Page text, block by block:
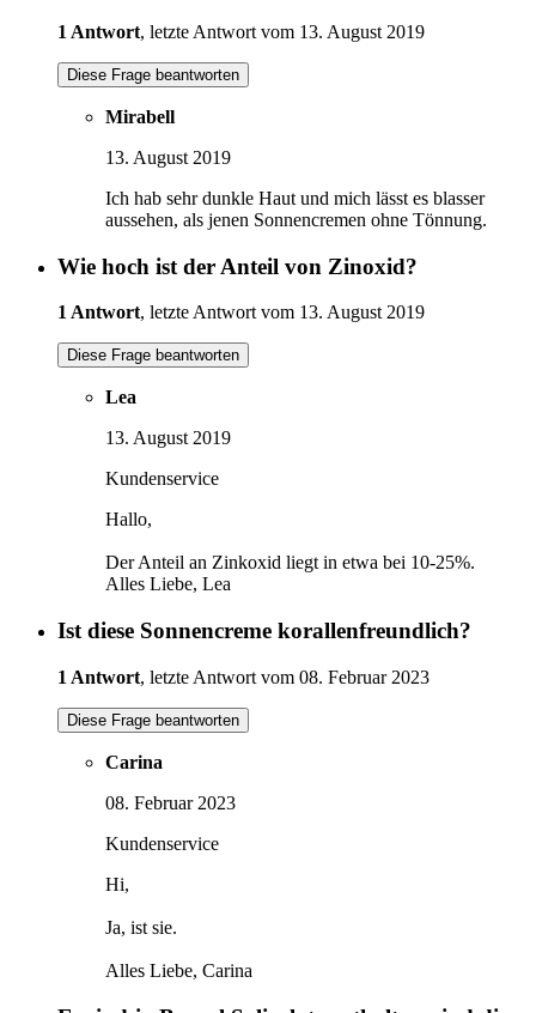
1 Antwort, letzte Antwort vom 13. August 2019
Diese Frage beantworten
Mirabell
13. August 2019
Ich hab sehr dunkle Haut und mich lässt es blasser
aussehen, als jenen Sonnencremen ohne Tönnung.
Wie hoch ist der Anteil von Zinoxid?
1 Antwort, letzte Antwort vom 13. August 2019
Diese Frage beantworten
Lea
13. August 2019
Kundenservice
Hallo,
Der Anteil an Zinkoxid liegt in etwa bei 10-25%.
Alles Liebe, Lea
Ist diese Sonnencreme korallenfreundlich?
1 Antwort, letzte Antwort vom 08. Februar 2023
Diese Frage beantworten
Carina
08. Februar 2023
Kundenservice
Hi,
Ja, ist sie.
Alles Liebe, Carina